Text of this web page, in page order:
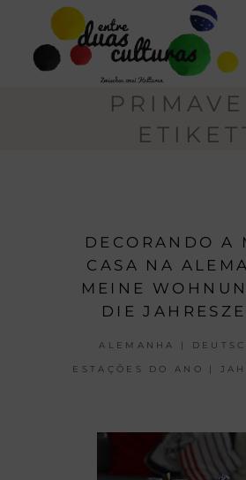
DECORANDO A
CASA NA
MEINE
DIE
ALEMANHA |
ESTAÇÕES DO ANO |